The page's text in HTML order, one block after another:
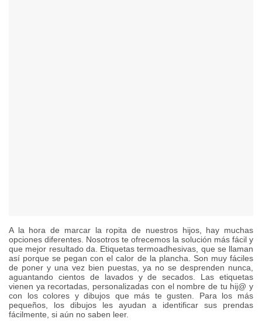
A la hora de marcar la ropita de nuestros hijos, hay muchas
opciones diferentes. Nosotros te ofrecemos la solución más fácil y
que mejor resultado da. Etiquetas termoadhesivas, que se llaman
así porque se pegan con el calor de la plancha. Son muy fáciles
de poner y una vez bien puestas, ya no se desprenden nunca,
aguantando cientos de lavados y de secados. Las etiquetas
vienen ya recortadas, personalizadas con el nombre de tu hij@ y
con los colores y dibujos que más te gusten. Para los más
pequeños, los dibujos les ayudan a identificar sus prendas
fácilmente, si aún no saben leer.